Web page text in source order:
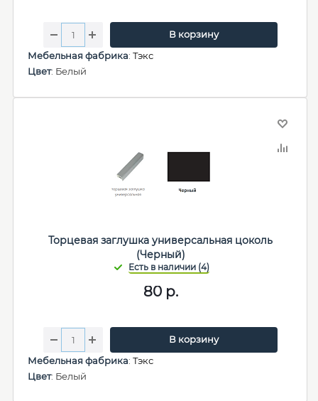
В корзину
Мебельная фабрика: Тэкс
Цвет: Белый
Торцевая заглушка универсальная цоколь
(Черный)
80р.
В корзину
Мебельная фабрика: Тэкс
Цвет: Белый